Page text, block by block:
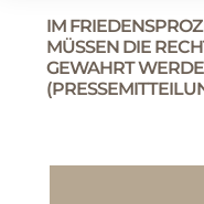
IM
MÜSSEN DIE
GEWAHRT